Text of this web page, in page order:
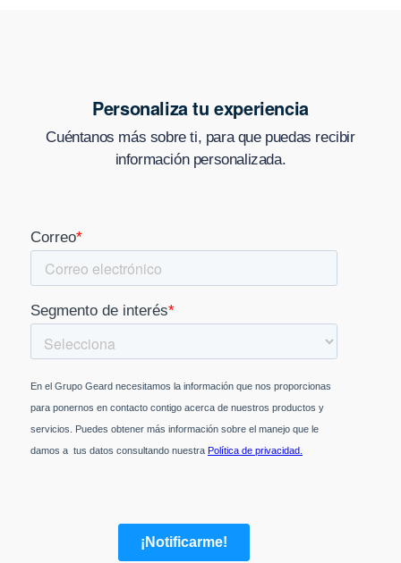
Personaliza tu experiencia
Cuéntanos más sobre ti, para que puedas recibir
información personalizada.